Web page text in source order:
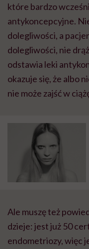
które bardzo
antykoncepcyjne.
dolegliwości, a
dolegliwości, nie
odstawia leki
okazuje się, że albo
nie może zajść w
Ale muszę też
dzieje: jest już 50
endometriozy, więc